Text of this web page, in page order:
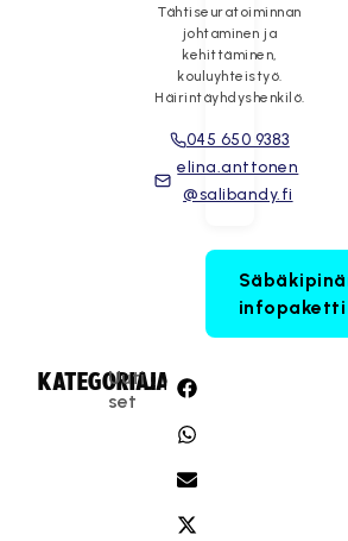
Tähtiseuratoiminnan
johtaminen ja
kehittäminen,
kouluyhteistyö.
Häirintäyhdyshenkilö.
045 650 9383
elina.anttonen
@salibandy.fi
infopaketti
KATEGORIA:
Uuti
set
JAA: